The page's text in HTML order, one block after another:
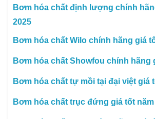
Bơm hóa chất định lượng chính
2025
Bơm hóa chất Wilo chính hãng giá
Bơm hóa chất Showfou chính hãng
Bơm hóa chất tự mồi tại đại việt giá
Bơm hóa chất trục đứng giá tốt năm